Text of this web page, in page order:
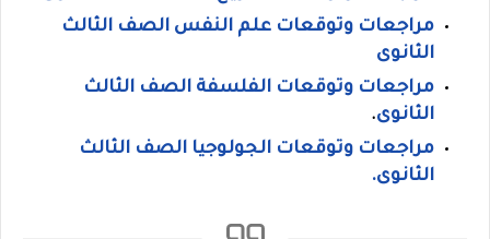
مراجعات وتوقعات علم النفس الصف الثالث
الثانوى
مراجعات وتوقعات الفلسفة الصف الثالث
الثانوى.
مراجعات وتوقعات الجولوجيا الصف الثالث
الثانوى.